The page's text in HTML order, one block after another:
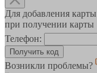
Для добавления
при получении карты
Телефон:
Возникли проблемы?